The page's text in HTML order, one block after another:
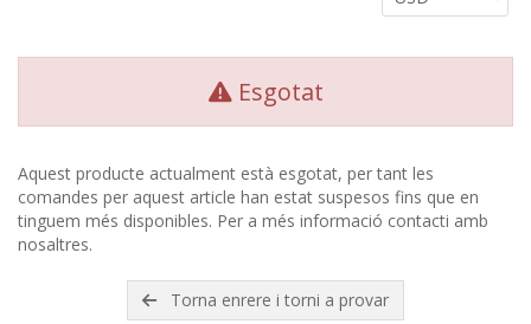
Esgotat
Aquest producte actualment està esgotat, per tant les
comandes per aquest article han estat suspesos fins que en
tinguem més disponibles. Per a més informació contacti amb
nosaltres.
Torna enrere i torni a provar